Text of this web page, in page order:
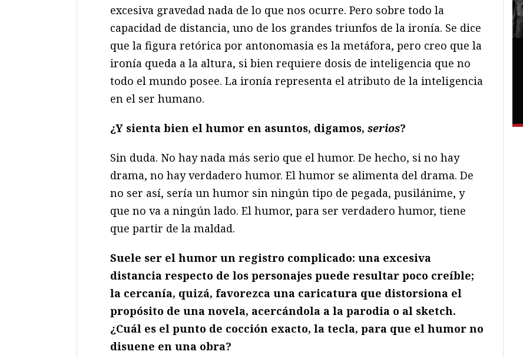
excesiva gravedad nada de lo que nos ocurre. Pero sobre todo la
capacidad de distancia, uno de los grandes triunfos de la ironía. Se dice
que la figura retórica por antonomasia es la metáfora, pero creo que la
ironía queda a la altura, si bien requiere dosis de inteligencia que no
todo el mundo posee. La ironía representa el atributo de la inteligencia
en el ser humano.
¿Y sienta bien el humor en asuntos, digamos, serios?
Sin duda. No hay nada más serio que el humor. De hecho, si no hay
drama, no hay verdadero humor. El humor se alimenta del drama. De
no ser así, sería un humor sin ningún tipo de pegada, pusilánime, y
que no va a ningún lado. El humor, para ser verdadero humor, tiene
que partir de la maldad.
Suele ser el humor un registro complicado: una excesiva
distancia respecto de los personajes puede resultar poco creíble;
la cercanía, quizá, favorezca una caricatura que distorsiona el
propósito de una novela, acercándola a la parodia o al sketch.
¿Cuál es el punto de cocción exacto, la tecla, para que el humor no
disuene en una obra?